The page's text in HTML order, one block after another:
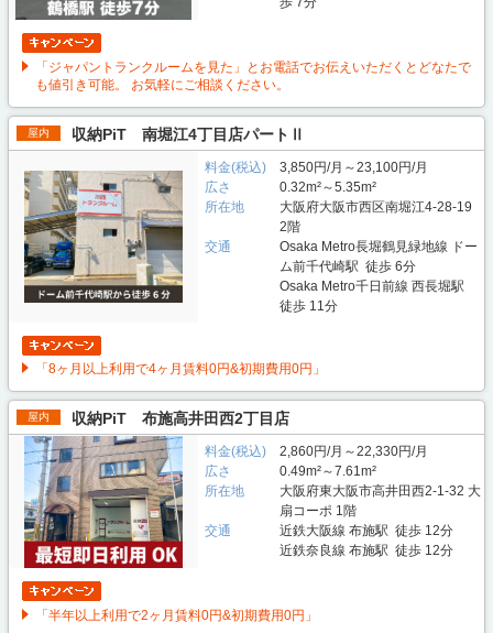
「ジャパントランクルームを見た」とお電話でお伝えいただくとどなたで
も値引き可能。 お気軽にご相談ください。
屋内 収納PiT 南堀江4丁目店パートⅡ
料金(税込)
3,850円/月～23,100円/月
広さ
0.32m²～5.35m²
所在地
大阪府大阪市西区南堀江4-28-19
2階
交通
Osaka Metro長堀鶴見緑地線 ドー
ム前千代崎駅 徒歩 6分
Osaka Metro千日前線 西長堀駅
徒歩 11分
「8ヶ月以上利用で4ヶ月賃料0円&初期費用0円」
屋内 収納PiT 布施高井田西2丁目店
料金(税込)
2,860円/月～22,330円/月
広さ
0.49m²～7.61m²
所在地
大阪府東大阪市高井田西2-1-32 大
扇コーポ 1階
交通
近鉄大阪線 布施駅 徒歩 12分
近鉄奈良線 布施駅 徒歩 12分
「半年以上利用で2ヶ月賃料0円&初期費用0円」